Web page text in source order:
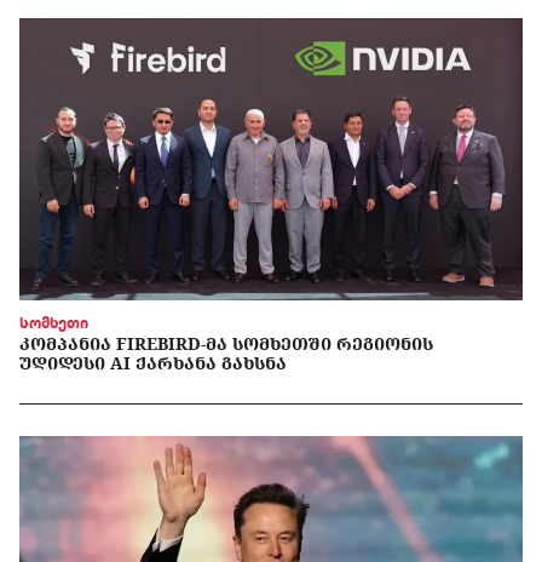
სომხეთი
ᲙᲝᲛᲞᲐᲜᲘᲐ FIREBIRD-ᲛᲐ ᲡᲝᲛᲮᲔᲗᲨᲘ ᲠᲔᲒᲘᲝᲜᲘᲡ
ᲣᲓᲘᲓᲔᲡᲘ AI ᲥᲐᲠᲮᲐᲜᲐ ᲒᲐᲮᲡᲜᲐ